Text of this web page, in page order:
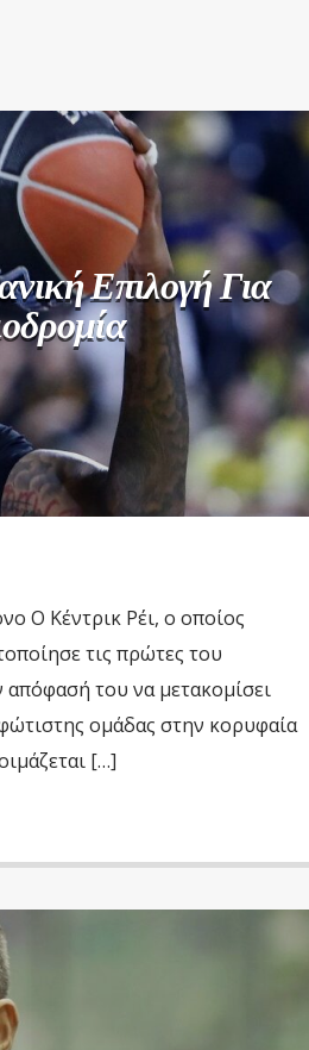
Επιλογή Για
Ο Κέντρικ Ρέι, ο οποίος
τις πρώτες του
του να μετακομίσει
ομάδας στην κορυφαία
[…]